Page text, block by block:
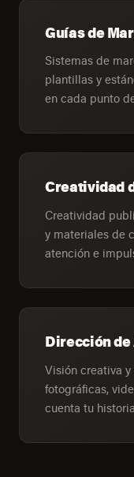
Guías de
Sistemas de
plantillas y
en cada punto
Creatividad
Creatividad
y materiales de
atención e
Dirección
Visión creativa
fotográficas,
cuenta tu